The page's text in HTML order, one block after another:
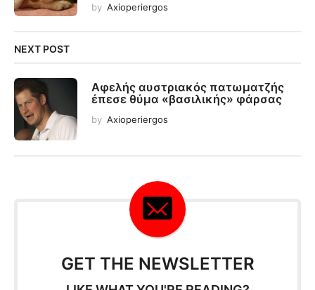
by Axioperiergos
NEXT POST
Αφελής αυστριακός πατωματζής
έπεσε θύμα «βασιλικής» φάρσας
by Axioperiergos
GET THE NEWSLETTER